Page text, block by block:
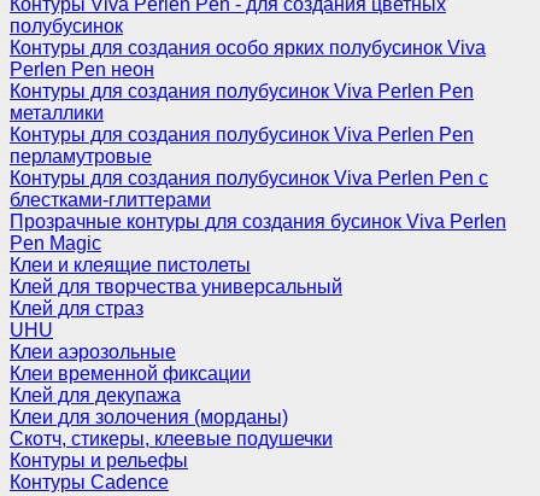
Контуры Viva Perlen Pen - для создания цветных
полубусинок
Контуры для создания особо ярких полубусинок Viva
Perlen Pen неон
Контуры для создания полубусинок Viva Perlen Pen
металлики
Контуры для создания полубусинок Viva Perlen Pen
перламутровые
Контуры для создания полубусинок Viva Perlen Pen с
блестками-глиттерами
Прозрачные контуры для создания бусинок Viva Perlen
Pen Magic
Клеи и клеящие пистолеты
Клей для творчества универсальный
Клей для страз
UHU
Клеи аэрозольные
Клеи временной фиксации
Клей для декупажа
Клеи для золочения (морданы)
Скотч, стикеры, клеевые подушечки
Контуры и рельефы
Контуры Cadence